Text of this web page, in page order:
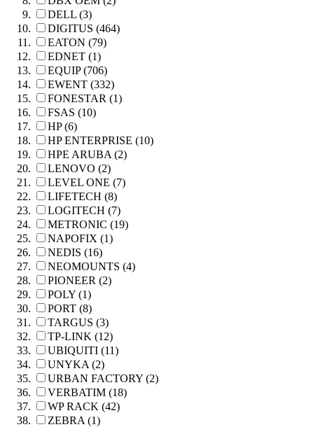
DELL (3)
DIGITUS (464)
EATON (79)
EDNET (1)
EQUIP (706)
EWENT (332)
FONESTAR (1)
FSAS (10)
HP (6)
HP ENTERPRISE (10)
HPE ARUBA (2)
LENOVO (2)
LEVEL ONE (7)
LIFETECH (8)
LOGITECH (7)
METRONIC (19)
NAPOFIX (1)
NEDIS (16)
NEOMOUNTS (4)
PIONEER (2)
POLY (1)
PORT (8)
TARGUS (3)
TP-LINK (12)
UBIQUITI (11)
UNYKA (2)
URBAN FACTORY (2)
VERBATIM (18)
WP RACK (42)
ZEBRA (1)